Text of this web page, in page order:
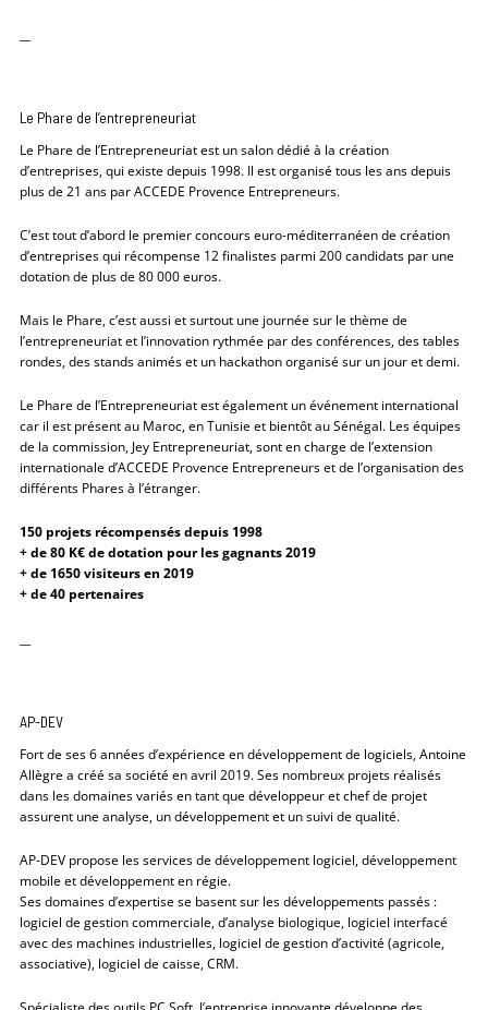
Le Phare de l’entrepreneuriat
Le Phare de l’Entrepreneuriat est un salon dédié à la création
d’entreprises, qui existe depuis 1998. Il est organisé tous les ans depuis
plus de 21 ans par ACCEDE Provence Entrepreneurs.
C’est tout d’abord le premier concours euro-méditerranéen de création
d’entreprises qui récompense 12 finalistes parmi 200 candidats par une
dotation de plus de 80 000 euros.
Mais le Phare, c’est aussi et surtout une journée sur le thème de
l’entrepreneuriat et l’innovation rythmée par des conférences, des tables
rondes, des stands animés et un hackathon organisé sur un jour et demi.
Le Phare de l’Entrepreneuriat est également un événement international
car il est présent au Maroc, en Tunisie et bientôt au Sénégal. Les équipes
de la commission, Jey Entrepreneuriat, sont en charge de l’extension
internationale d’ACCEDE Provence Entrepreneurs et de l’organisation des
différents Phares à l’étranger.
150 projets récompensés depuis 1998
+ de 80 K€ de dotation pour les gagnants 2019
+ de 1650 visiteurs en 2019
+ de 40 pertenaires
AP-DEV
Fort de ses 6 années d’expérience en développement de logiciels, Antoine
Allègre a créé sa société en avril 2019. Ses nombreux projets réalisés
dans les domaines variés en tant que développeur et chef de projet
assurent une analyse, un développement et un suivi de qualité.
AP-DEV propose les services de développement logiciel, développement
mobile et développement en régie.
Ses domaines d’expertise se basent sur les développements passés :
logiciel de gestion commerciale, d’analyse biologique, logiciel interfacé
avec des machines industrielles, logiciel de gestion d’activité (agricole,
associative), logiciel de caisse, CRM.